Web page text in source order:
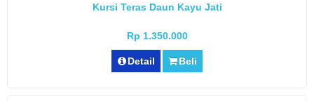
Kursi Teras Daun Kayu Jati
Rp 1.350.000
Detail Beli